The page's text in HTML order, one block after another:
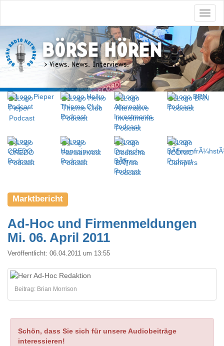
Marktbericht
Ad-Hoc und Firmenmeldungen
Mi. 06. April 2011
Veröffentlicht: 06.04.2011 um 13:55
Beitrag: Brian Morrison
Schön, dass Sie sich für unsere Audiobeiträge
interessieren!